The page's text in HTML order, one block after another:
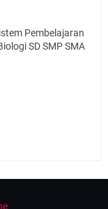
Pembelajaran
SD SMP SMA